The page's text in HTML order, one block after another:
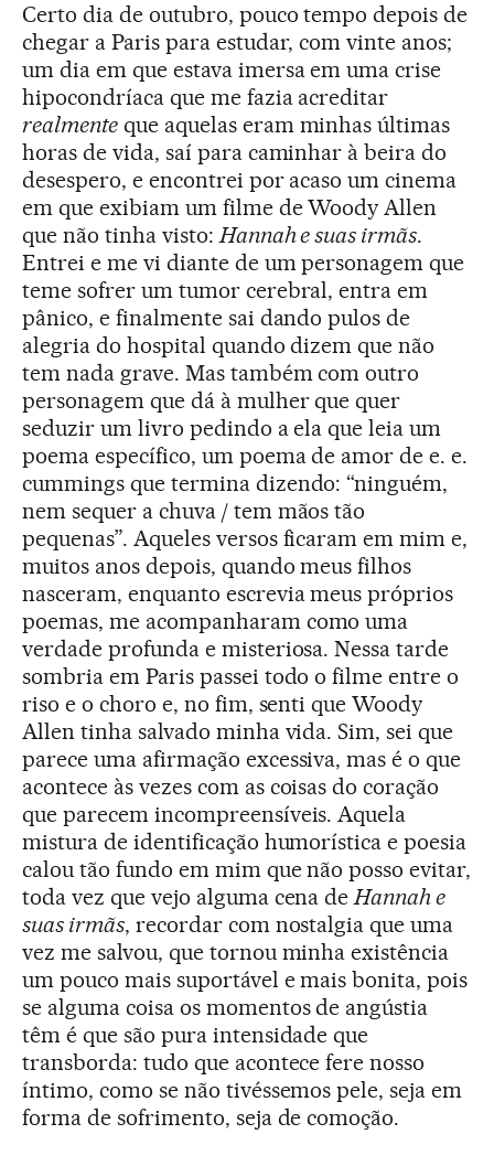
Certo dia de outubro, pouco tempo depois de
chegar a Paris para estudar, com vinte anos;
um dia em que estava imersa em uma crise
hipocondríaca que me fazia acreditar
realmenteque aquelas eram minhas últimas
horas de vida, saí para caminhar à beira do
desespero, e encontrei por acaso um cinema
em que exibiam um filme de Woody Allen
que não tinha visto:Hannah e suas irmãs.
Entrei e me vi diante de um personagem que
teme sofrer um tumor cerebral, entra em
pânico, e finalmente sai dando pulos de
alegria do hospital quando dizem que não
tem nada grave. Mas também com outro
personagem que dá à mulher que quer
seduzir um livro pedindo a ela que leia um
poema específico, um poema de amor de e. e.
cummings que termina dizendo: “ninguém,
nem sequer a chuva / tem mãos tão
pequenas”. Aqueles versos ficaram em mim e,
muitos anos depois, quando meus filhos
nasceram, enquanto escrevia meus próprios
poemas, me acompanharam como uma
verdade profunda e misteriosa. Nessa tarde
sombria em Paris passei todo o filme entre o
riso e o choro e, no fim, senti que Woody
Allen tinha salvado minha vida. Sim, sei que
parece uma afirmação excessiva, mas é o que
acontece às vezes com as coisas do coração
que parecem incompreensíveis. Aquela
mistura de identificação humorística e poesia
calou tão fundo em mim que não posso evitar,
toda vez que vejo alguma cena deHannah e
suas irmãs, recordar com nostalgia que uma
vez me salvou, que tornou minha existência
um pouco mais suportável e mais bonita, pois
se alguma coisa os momentos de angústia
têm é que são pura intensidade que
transborda: tudo que acontece fere nosso
íntimo, como se não tivéssemos pele, seja em
forma de sofrimento, seja de comoção.